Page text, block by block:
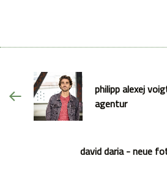
philipp alexej
agentur
david daria - neue